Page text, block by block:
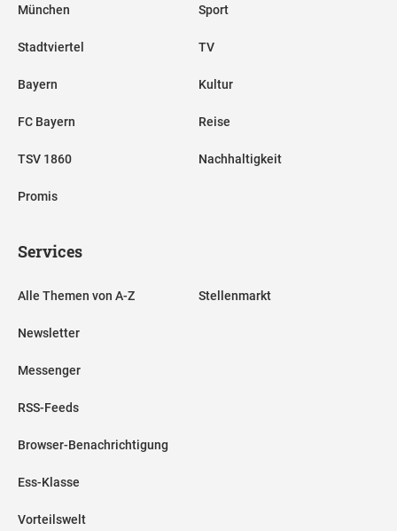
München
Stadtviertel
Bayern
FC Bayern
TSV 1860
Promis
Sport
TV
Kultur
Reise
Nachhaltigkeit
Services
Alle Themen von A-Z
Newsletter
Messenger
RSS-Feeds
Browser-Benachrichtigung
Ess-Klasse
Vorteilswelt
Stellenmarkt